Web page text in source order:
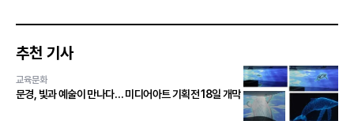
추천 기사
교육문화
문경, 빛과 예술이 만나다… 미디어아트 기획전 18일 개막